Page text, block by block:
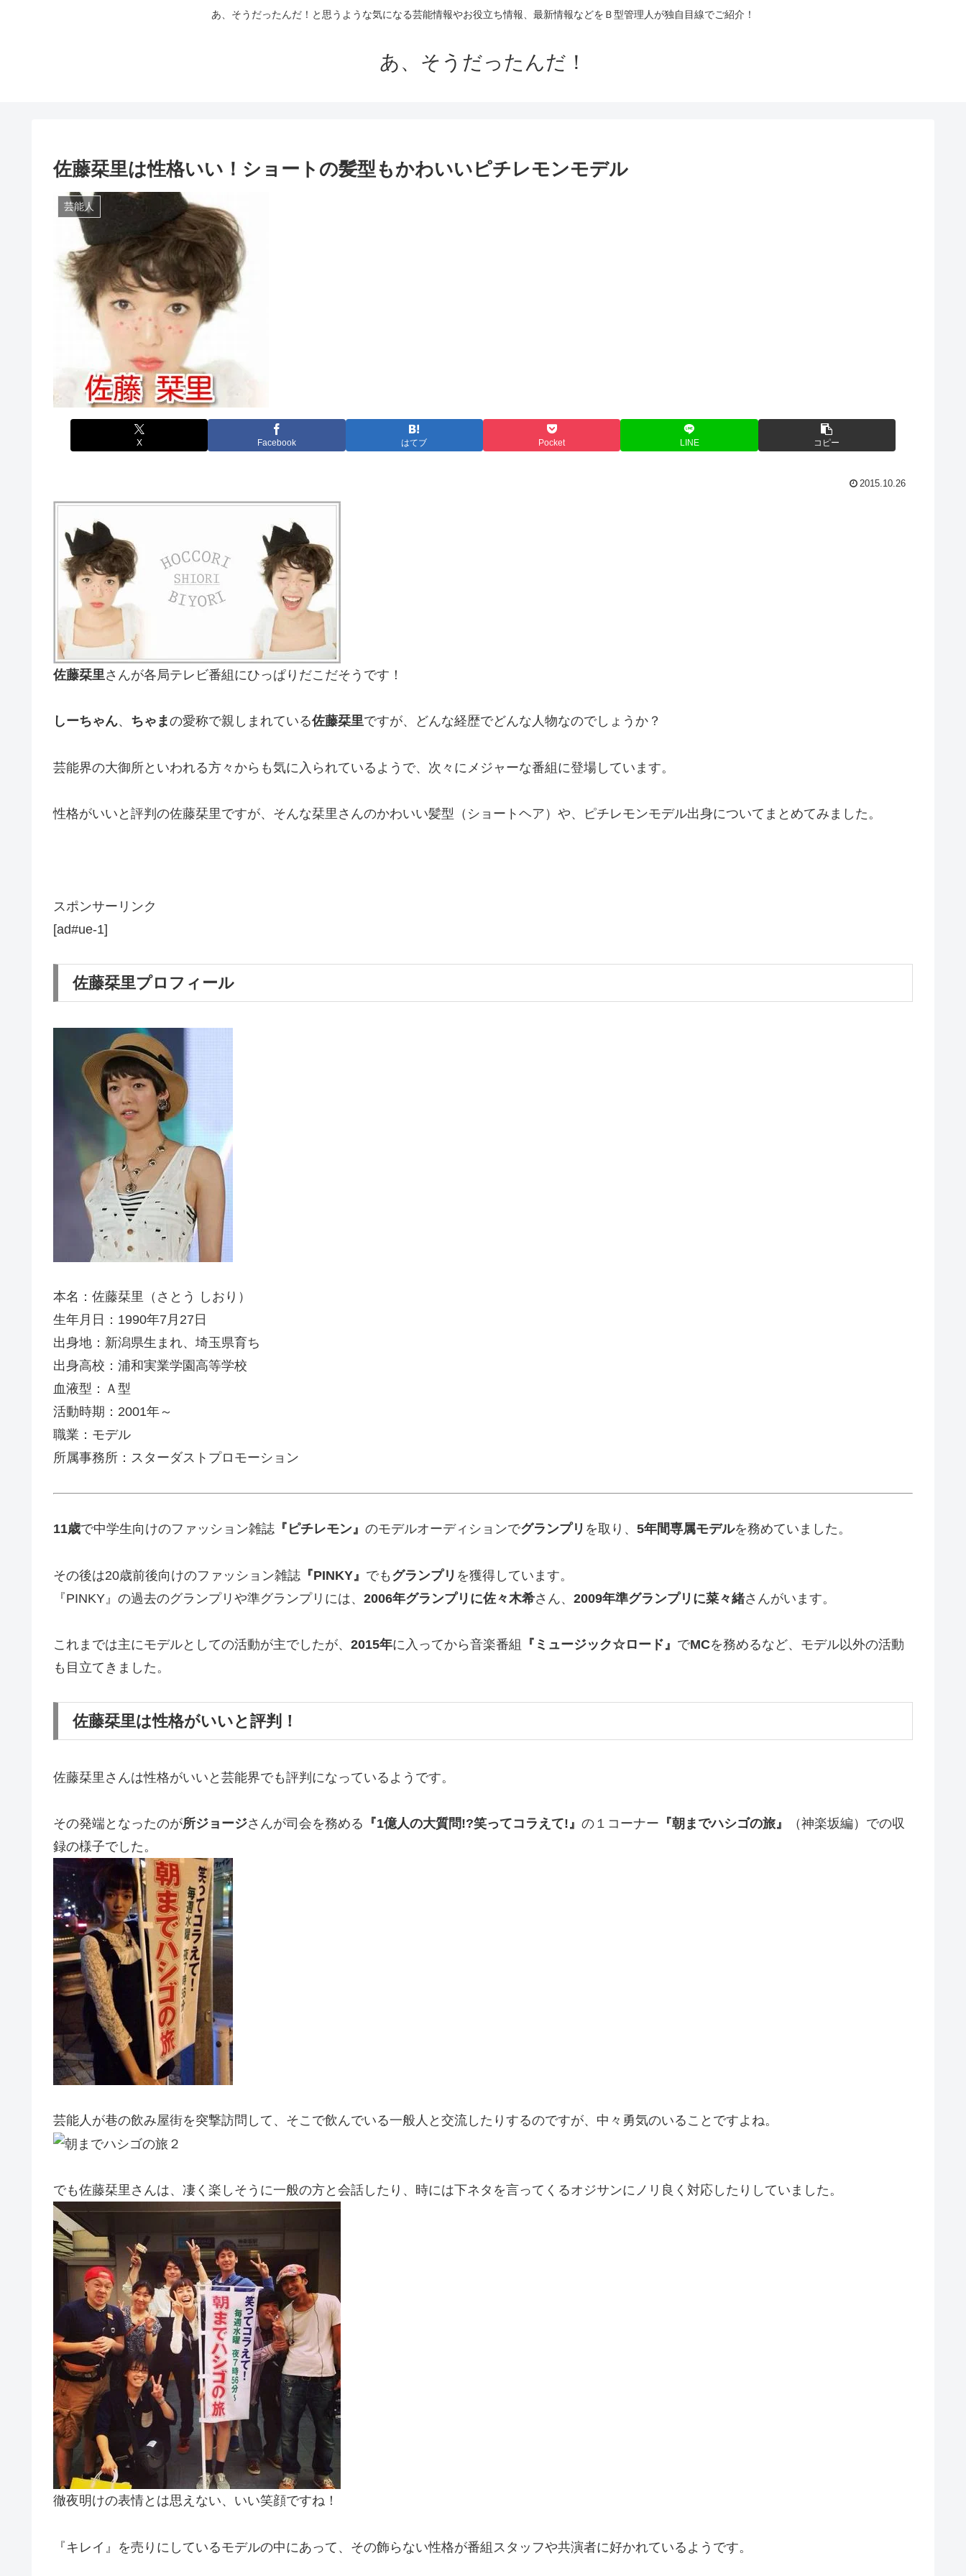
あ、そうだったんだ！と思うような気になる芸能情報やお役立ち情報、最新情報などをＢ型管理人が独自目線でご紹介！
あ、そうだったんだ！
佐藤栞里は性格いい！ショートの髪型もかわいいピチレモンモデル
芸能人
X Facebook はてブ Pocket LINE コピー
2015.10.26
佐藤栞里さんが各局テレビ番組にひっぱりだこだそうです！
しーちゃん、 ちゃまの愛称で親しまれている佐藤栞里ですが、どんな経歴でどんな人物なのでしょうか？
芸能界の大御所といわれる方々からも気に入られているようで、次々にメジャーな番組に登場しています。
性格がいいと評判の佐藤栞里ですが、そんな栞里さんのかわいい髪型（ショートヘア）や、ピチレモンモデル出身についてまとめてみました。
スポンサーリンク
[ad#ue-1]
佐藤栞里プロフィール
本名：佐藤栞里（さとう しおり）
生年月日：1990年7月27日
出身地：新潟県生まれ、埼玉県育ち
出身高校：浦和実業学園高等学校
血液型：Ａ型
活動時期：2001年～
職業：モデル
所属事務所：スターダストプロモーション
11歳で中学生向けのファッション雑誌 『ピチレモン』 のモデルオーディションでグランプリ を取り、 5年間専属モデルを務めていました。
その後は20歳前後向けのファッション雑誌 『PINKY』 でも グランプリ を獲得しています。
『PINKY』の過去のグランプリや準グランプリには、 2006年グランプリに佐々木希さん、 2009年準グランプリに菜々緒さんがいます。
これまでは主にモデルとしての活動が主でしたが、 2015年に入ってから音楽番組 『ミュージック☆ロード』 でMCを務めるなど、モデル以外の活動
も目立てきました。
佐藤栞里は性格がいいと評判！
佐藤栞里さんは性格がいいと芸能界でも評判になっているようです。
その発端となったのが所ジョージさんが司会を務める 『1億人の大質問!?笑ってコラえて!』 の１コーナー 『朝までハシゴの旅』
（神楽坂編）での収
録の様子でした。
芸能人が巷の飲み屋街を突撃訪問して、そこで飲んでいる一般人と交流したりするのですが、中々勇気のいることですよね。
でも佐藤栞里さんは、凄く楽しそうに一般の方と会話したり、時には下ネタを言ってくるオジサンにノリ良く対応したりしていました。
徹夜明けの表情とは思えない、いい笑顔ですね！
『キレイ』を売りにしているモデルの中にあって、その飾らない性格が番組スタッフや共演者に好かれているようです。